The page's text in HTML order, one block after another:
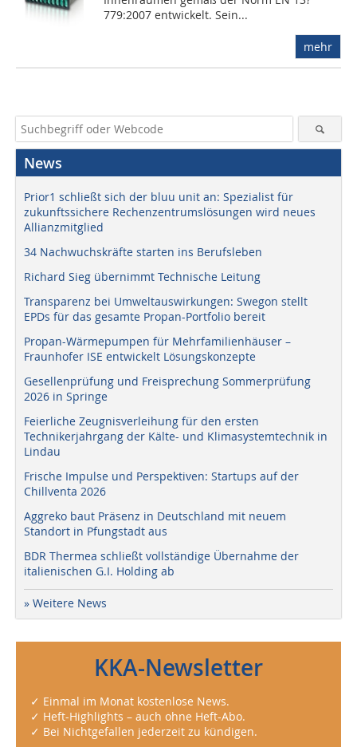
779:2007 entwickelt. Sein...
mehr
News
Prior1 schließt sich der bluu unit an: Spezialist für
zukunftssichere Rechenzentrumslösungen wird neues
Allianzmitglied
34 Nachwuchskräfte starten ins Berufsleben
Richard Sieg übernimmt Technische Leitung
Transparenz bei Umweltauswirkungen: Swegon stellt
EPDs für das gesamte Propan-Portfolio bereit
Propan-Wärmepumpen für Mehrfamilienhäuser –
Fraunhofer ISE entwickelt Lösungskonzepte
Gesellenprüfung und Freisprechung Sommerprüfung
2026 in Springe
Feierliche Zeugnisverleihung für den ersten
Technikerjahrgang der Kälte- und Klimasystemtechnik in
Lindau
Frische Impulse und Perspektiven: Startups auf der
Chillventa 2026
Aggreko baut Präsenz in Deutschland mit neuem
Standort in Pfungstadt aus
BDR Thermea schließt vollständige Übernahme der
italienischen G.I. Holding ab
» Weitere News
KKA-Newsletter
✓ Einmal im Monat kostenlose News.
✓ Heft-Highlights – auch ohne Heft-Abo.
✓ Bei Nichtgefallen jederzeit zu kündigen.